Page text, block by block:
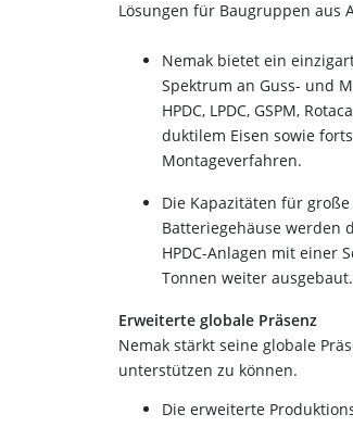
Lösungen für Baugruppen aus
Nemak bietet ein
Spektrum an Guss- und
HPDC, LPDC, GSPM,
duktilem Eisen sowie
Montageverfahren.
Die Kapazitäten für
Batteriegehäuse werden
HPDC-Anlagen mit einer
Tonnen weiter ausgebaut.
Erweiterte globale Präsenz
Nemak stärkt seine globale
unterstützen zu können.
Die erweiterte